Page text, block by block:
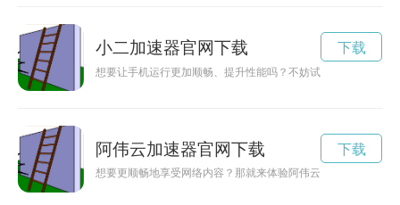
小二加速器官网下载
想要让手机运行更加顺畅、提升性能吗？不妨试试小二加速器
下载
阿伟云加速器官网下载
想要更顺畅地享受网络内容？那就来体验阿伟云加速器官网吧
下载